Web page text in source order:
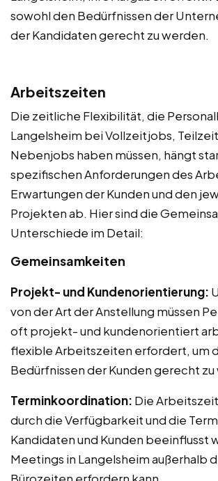
sowohl den Bedürfnissen der
der Kandidaten gerecht zu werden.
Arbeitszeiten
Die zeitliche Flexibilität, die
Langelsheim bei Vollzeitjobs,
Nebenjobs haben müssen, hängt
spezifischen Anforderungen des
Erwartungen der Kunden und den
Projekten ab. Hier sind die
Unterschiede im Detail:
Gemeinsamkeiten
Projekt- und Kundenorientierung:
von der Art der Anstellung müssen
oft projekt- und kundenorientiert
flexible Arbeitszeiten erfordert, um
Bedürfnissen der Kunden gerecht
Terminkoordination: Die
durch die Verfügbarkeit und die
Kandidaten und Kunden beeinflusst
Meetings in Langelsheim außerhalb